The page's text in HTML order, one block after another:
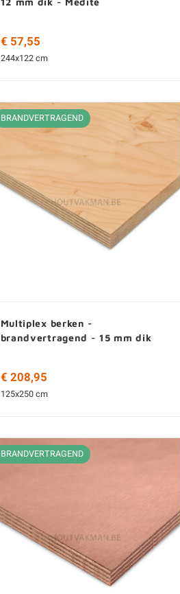
€ 57,55
244x122 cm
BRANDVERTRAGEND
Multiplex berken -
brandvertragend - 15 mm dik
€ 208,95
125x250 cm
BRANDVERTRAGEND